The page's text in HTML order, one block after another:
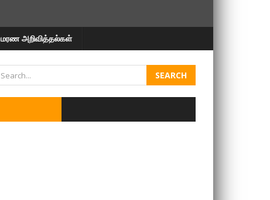
மரண அறிவித்தல்கள்